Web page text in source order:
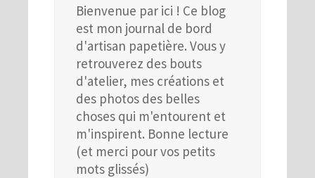
Bienvenue par ici ! Ce blog
est mon journal de bord
d'artisan papetière. Vous y
retrouverez des bouts
d'atelier, mes créations et
des photos des belles
choses qui m'entourent et
m'inspirent. Bonne lecture
(et merci pour vos petits
mots glissés)